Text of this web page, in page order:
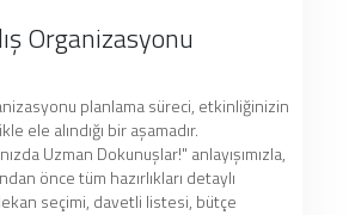
Organizasyonu
planlama süreci, etkinliğinizin
ele alındığı bir aşamadır.
Uzman Dokunuşlar!" anlayışımızla,
önce tüm hazırlıkları detaylı
seçimi, davetli listesi, bütçe